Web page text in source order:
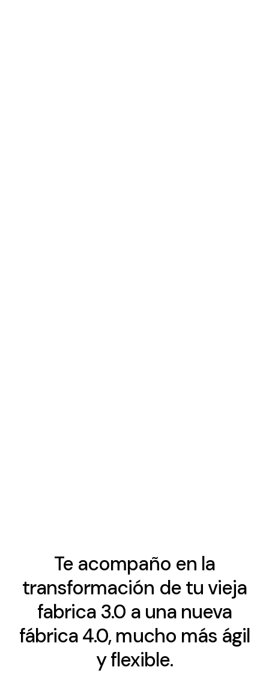
Te acompaño en la
transformación de tu vieja
fabrica 3.0 a una nueva
fábrica 4.0, mucho más ágil
y flexible.